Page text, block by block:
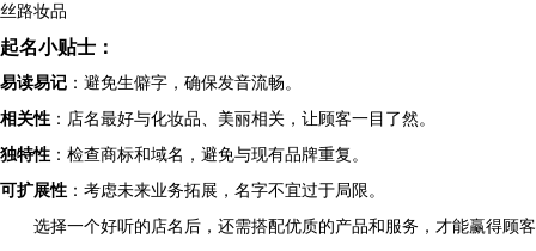
丝路妆品
起名小贴士：
易读易记 ：避免生僻字，确保发音流畅。
相关性 ：店名最好与化妆品、美丽相关，让顾客一目了然。
独特性 ：检查商标和域名，避免与现有品牌重复。
可扩展性 ：考虑未来业务拓展，名字不宜过于局限。
选择一个好听的店名后，还需搭配优质的产品和服务，才能赢得顾客